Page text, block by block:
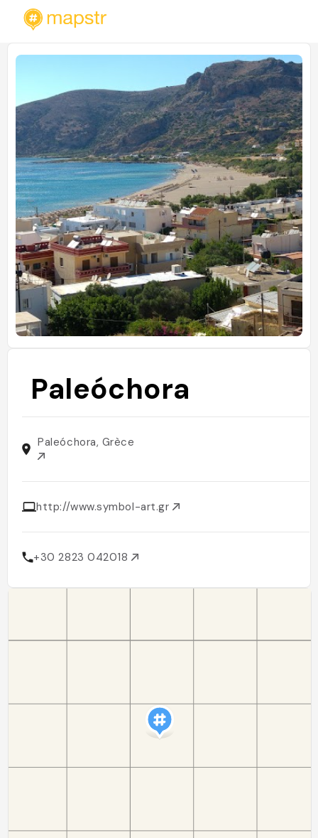
Paleóchora
Paleóchora, Grèce
http://www.symbol-art.gr
+30 2823 042018